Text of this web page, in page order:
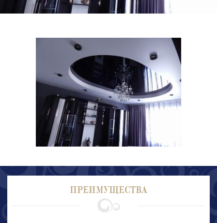
ПРЕИМУЩЕСТВА